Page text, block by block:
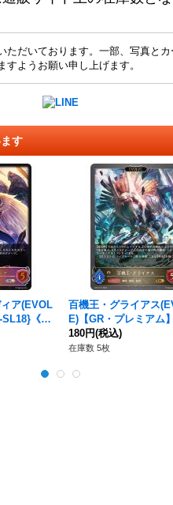
だいております。一部、写真と
ようお願い申し上げます。
す
ア(EVOL
《ビ
百機王・グライアス
E)【GR・プレミアム
2-P17}《ビショップ》
180円(税込)
在庫数 5枚